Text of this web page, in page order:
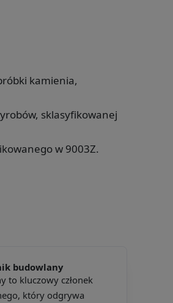
kamienia,
sklasyfikowanej
w 9003Z.
budowlany
to kluczowy członek
który odgrywa